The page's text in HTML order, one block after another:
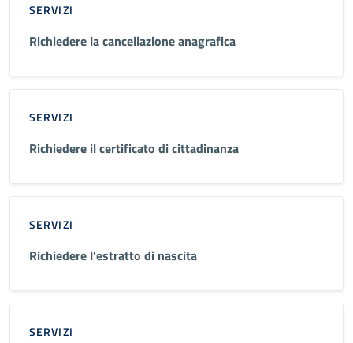
SERVIZI
Richiedere la cancellazione anagrafica
SERVIZI
Richiedere il certificato di cittadinanza
SERVIZI
Richiedere l'estratto di nascita
SERVIZI